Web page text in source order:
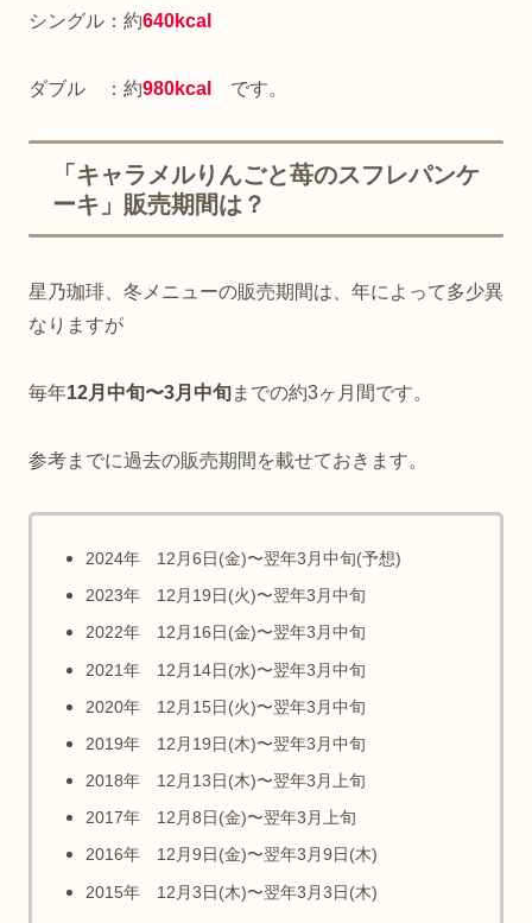
シングル：約640kcal
ダブル ：約980kcal です。
「キャラメルりんごと苺のスフレパンケ
ーキ」販売期間は？
星乃珈琲、冬メニューの販売期間は、年によって多少異
なりますが
毎年12月中旬〜3月中旬までの約3ヶ月間です。
参考までに過去の販売期間を載せておきます。
2024年
12月6日(金)〜翌年3月中旬(予想)
2023年 12月19日(火)〜翌年3月中旬
2022年 12月16日(金)〜翌年3月中旬
2021年 12月14日(水)〜翌年3月中旬
2020年 12月15日(火)〜翌年3月中旬
2019年 12月19日(木)〜翌年3月中旬
2018年 12月13日(木)〜翌年3月上旬
2017年 12月8日(金)〜翌年3月上旬
2016年 12月9日(金)〜翌年3月9日(木)
2015年 12月3日(木)〜翌年3月3日(木)